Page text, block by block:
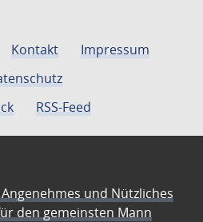
Kontakt
Impressum
RSS-Feed
Angenehmes und Nützliches
den gemeinsten Mann